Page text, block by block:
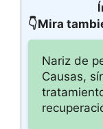
👇Mira
Nariz de
Causas,